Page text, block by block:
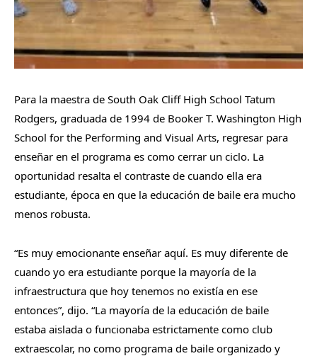
Para la maestra de South Oak Cliff High School Tatum
Rodgers, graduada de 1994 de Booker T. Washington High
School for the Performing and Visual Arts, regresar para
enseñar en el programa es como cerrar un ciclo. La
oportunidad resalta el contraste de cuando ella era
estudiante, época en que la educación de baile era mucho
menos robusta.
“Es muy emocionante enseñar aquí. Es muy diferente de
cuando yo era estudiante porque la mayoría de la
infraestructura que hoy tenemos no existía en ese
entonces”, dijo. “La mayoría de la educación de baile
estaba aislada o funcionaba estrictamente como club
extraescolar, no como programa de baile organizado y